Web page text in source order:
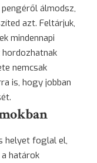
álmodsz,
azt. Feltárjuk,
mindennapi
nemcsak
is, hogy jobban
helyet foglal el,
határok